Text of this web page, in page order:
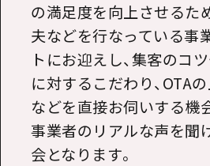
の満足度を向上させるた
夫などを行なっている事
トにお迎えし、集客のコ
に対するこだわり、OTA
などを直接お伺いする機
事業者のリアルな声を聞
会となります。